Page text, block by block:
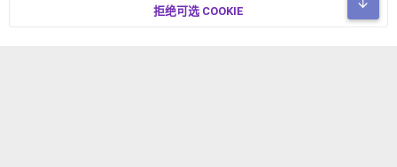
© COPYRIGHT 2017-2026 XENFORO中文社区 版权所有 冀ICP备
拒绝可选 COOKIE